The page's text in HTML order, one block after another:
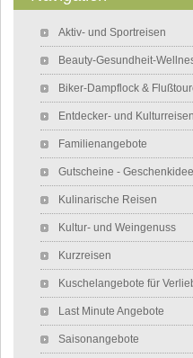
Aktiv- und Sportreisen
Beauty-Gesundheit-
Biker-Dampflock &
Entdecker- und Kulturreisen
Familienangebote
Gutscheine -
Kulinarische Reisen
Kultur- und Weingenuss
Kurzreisen
Kuschelangebote für
Last Minute Angebote
Saisonangebote